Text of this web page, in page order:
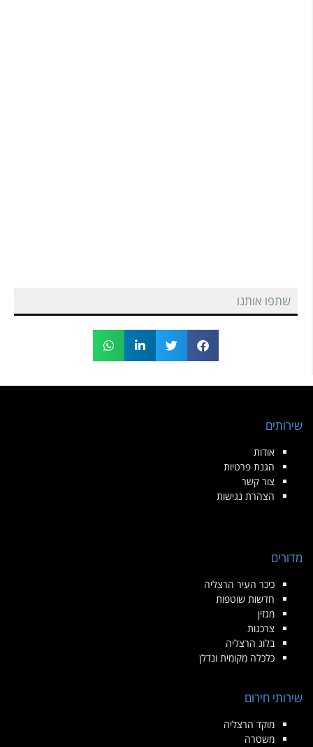
שתפו אותנו
שירותים
אודות
הגנת פרטיות
צור קשר
הצהרת נגישות
מדורים
כיכר העיר הרצליה
חדשות שוטפות
מגזין
צרכנות
בלוג הרצליה
כלכלה מקומית ונדלן
שירותי חירום
מוקד הרצליה
משטרה